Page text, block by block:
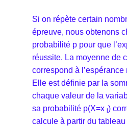
Si on répète certain
épreuve, nous obtenons
probabilité p pour que
réussite. La moyenne de
correspond à
Elle est définie par la
chaque valeur de la
sa probabilité p(X=x i)
calcule à partir du